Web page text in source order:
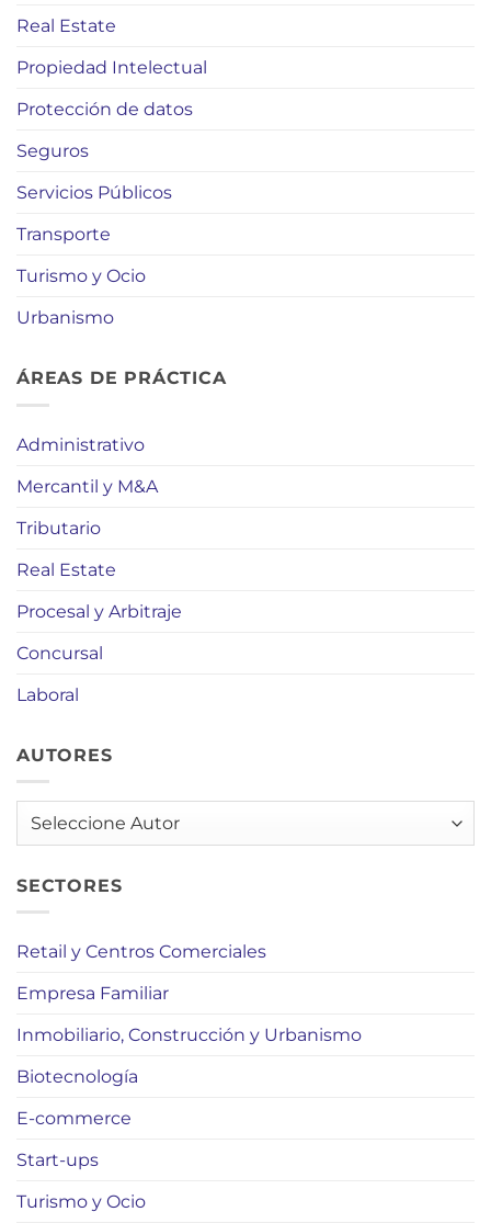
Real Estate
Propiedad Intelectual
Protección de datos
Seguros
Servicios Públicos
Transporte
Turismo y Ocio
Urbanismo
ÁREAS DE PRÁCTICA
Administrativo
Mercantil y M&A
Tributario
Real Estate
Procesal y Arbitraje
Concursal
Laboral
AUTORES
AUTORES
SECTORES
Retail y Centros Comerciales
Empresa Familiar
Inmobiliario, Construcción y Urbanismo
Biotecnología
E-commerce
Start-ups
Turismo y Ocio